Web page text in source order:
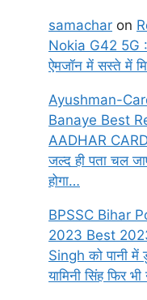
samachar on
Nokia G42 5G :
ऐमजॉन में सस्ते में
Ayushman-
Banaye Best
AADHAR
जल्द ही पता चल
होगा…
BPSSC Bihar
2023 Best
Singh को पानी में
यामिनी सिंह फिर